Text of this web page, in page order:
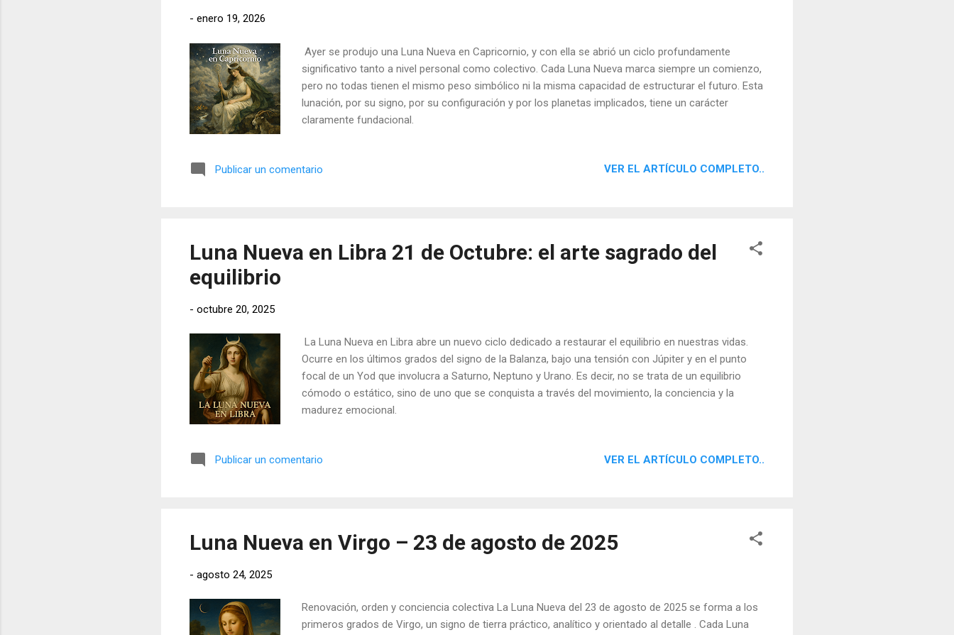
- enero 19, 2026
Ayer se produjo una Luna Nueva en Capricornio, y con ella se abrió un ciclo profundamente
significativo tanto a nivel personal como colectivo. Cada Luna Nueva marca siempre un comienzo,
pero no todas tienen el mismo peso simbólico ni la misma capacidad de estructurar el futuro. Esta
lunación, por su signo, por su configuración y por los planetas implicados, tiene un carácter
claramente fundacional.
Publicar un comentario VER EL ARTÍCULO COMPLETO..
Luna Nueva en Libra 21 de Octubre: el arte sagrado del
equilibrio
- octubre 20, 2025
La Luna Nueva en Libra abre un nuevo ciclo dedicado a restaurar el equilibrio en nuestras vidas.
Ocurre en los últimos grados del signo de la Balanza, bajo una tensión con Júpiter y en el punto
focal de un Yod que involucra a Saturno, Neptuno y Urano. Es decir, no se trata de un equilibrio
cómodo o estático, sino de uno que se conquista a través del movimiento, la conciencia y la
madurez emocional.
Publicar un comentario VER EL ARTÍCULO COMPLETO..
Luna Nueva en Virgo – 23 de agosto de 2025
- agosto 24, 2025
Renovación, orden y conciencia colectiva La Luna Nueva del 23 de agosto de 2025 se forma a los
primeros grados de Virgo, un signo de tierra práctico, analítico y orientado al detalle . Cada Luna